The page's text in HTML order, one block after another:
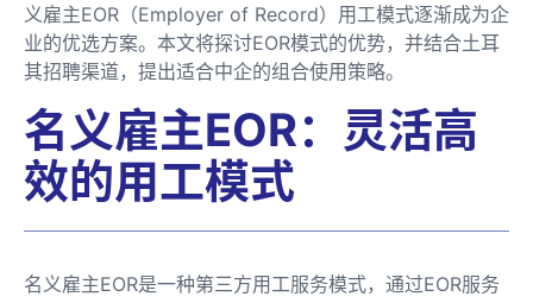
义雇主EOR（Employer of Record）用工模式逐渐成为企
业的优选方案。本文将探讨EOR模式的优势，并结合土耳
其招聘渠道，提出适合中企的组合使用策略。
名义雇主EOR：灵活高
效的用工模式
名义雇主EOR是一种第三方用工服务模式，通过EOR服务